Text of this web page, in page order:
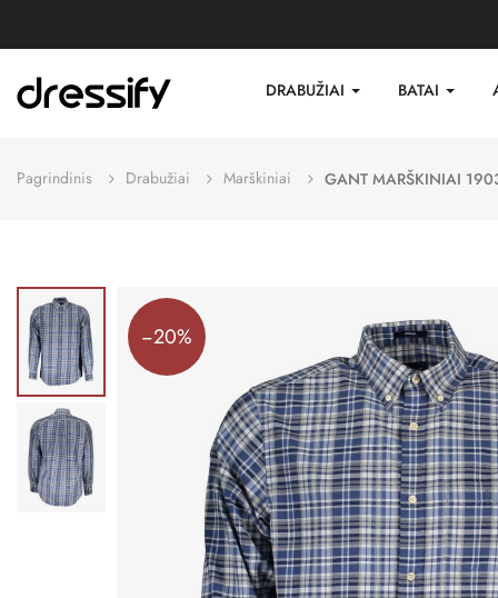
DRABUŽIAI BATAI
Pagrindinis Drabužiai Marškiniai GANT MARŠKINIAI
−20%